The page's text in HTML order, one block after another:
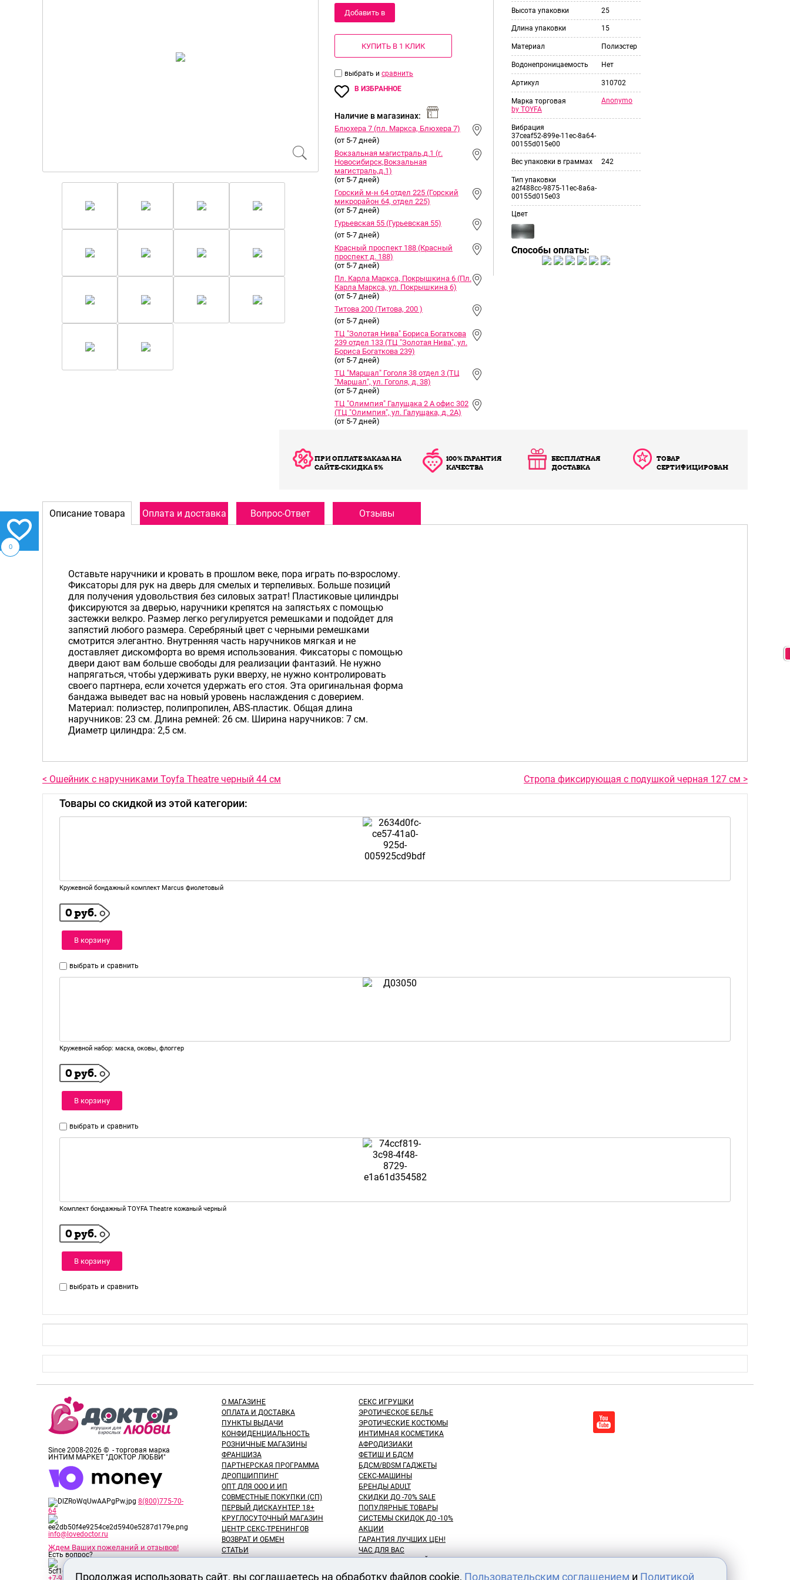
Добавить в
корзину
КУПИТЬ В 1 КЛИК
выбрать и сравнить
В ИЗБРАННОЕ
Наличие в магазинах:
Блюхера 7 (пл. Маркса, Блюхера 7)
(от 5-7 дней)
Вокзальная магистраль,д.1 (г.
Новосибирск,Вокзальная
магистраль,д.1)
(от 5-7 дней)
Горский м-н 64 отдел 225 (Горский
микрорайон 64, отдел 225)
(от 5-7 дней)
Гурьевская 55 (Гурьевская 55)
(от 5-7 дней)
Красный проспект 188 (Красный
проспект д. 188)
(от 5-7 дней)
Пл. Карла Маркса, Покрышкина 6 (Пл.
Карла Маркса, ул. Покрышкина 6)
(от 5-7 дней)
Титова 200 (Титова, 200 )
(от 5-7 дней)
ТЦ "Золотая Нива" Бориса Богаткова
239 отдел 133 (ТЦ "Золотая Нива", ул.
Бориса Богаткова 239)
(от 5-7 дней)
ТЦ "Маршал" Гоголя 38 отдел 3 (ТЦ
"Маршал", ул. Гоголя, д. 38)
(от 5-7 дней)
ТЦ "Олимпия" Галущака 2 А офис 302
(ТЦ "Олимпия", ул. Галущака, д. 2А)
(от 5-7 дней)
Высота упаковки 25
Длина упаковки 15
Материал Полиэстер
Водонепроницаемость Нет
Артикул 310702
Марка торговая
Anonymo
by TOYFA
Вибрация
37ceaf52-899e-11ec-8a64-
00155d015e00
Вес упаковки в граммах 242
Тип упаковки
a2f488cc-9875-11ec-8a6a-
00155d015e03
Цвет
Способы оплаты:
ПРИ ОПЛАТЕ ЗАКАЗА НА
САЙТЕ-СКИДКА 5%
100% ГАРАНТИЯ
КАЧЕСТВА
БЕСПЛАТНАЯ
ДОСТАВКА
ТОВАР
СЕРТИФИЦИРОВАН
Описание товара Оплата и доставка Вопрос-Ответ Отзывы
Оставьте наручники и кровать в прошлом веке, пора играть по-взрослому.
Фиксаторы для рук на дверь для смелых и терпеливых. Больше позиций
для получения удовольствия без силовых затрат! Пластиковые цилиндры
фиксируются за дверью, наручники крепятся на запястьях с помощью
застежки велкро. Размер легко регулируется ремешками и подойдет для
запястий любого размера. Серебряный цвет с черными ремешками
смотрится элегантно. Внутренняя часть наручников мягкая и не
доставляет дискомфорта во время использования. Фиксаторы с помощью
двери дают вам больше свободы для реализации фантазий. Не нужно
напрягаться, чтобы удерживать руки вверху, не нужно контролировать
своего партнера, если хочется удержать его стоя. Эта оригинальная форма
бандажа выведет вас на новый уровень наслаждения с доверием.
Материал: полиэстер, полипропилен, ABS-пластик. Общая длина
наручников: 23 см. Длина ремней: 26 см. Ширина наручников: 7 см.
Диаметр цилиндра: 2,5 см.
Стропа фиксирующая с подушкой черная 127 см >
< Ошейник с наручниками Toyfa Theatre черный 44 см
Товары со скидкой из этой категории:
Кружевной бондажный комплект Marcus фиолетовый
0 руб.
В корзину
выбрать и сравнить
Кружевной набор: маска, оковы, флоггер
0 руб.
В корзину
выбрать и сравнить
Комплект бондажный TOYFA Theatre кожаный черный
0 руб.
В корзину
выбрать и сравнить
Since 2008-2026 © - торговая марка
ИНТИМ МАРКЕТ "ДОКТОР ЛЮБВИ"
8(800)775-70-
64
info@lovedoctor.ru
Ждем Ваших пожеланий и отзывов!
Есть вопрос?
О МАГАЗИНЕ
ОПЛАТА И ДОСТАВКА
ПУНКТЫ ВЫДАЧИ
КОНФИДЕНЦИАЛЬНОСТЬ
РОЗНИЧНЫЕ МАГАЗИНЫ
ФРАНШИЗА
ПАРТНЕРСКАЯ ПРОГРАММА
ДРОПШИППИНГ
ОПТ ДЛЯ ООО И ИП
СОВМЕСТНЫЕ ПОКУПКИ (СП)
ПЕРВЫЙ ДИСКАУНТЕР 18+
КРУГЛОСУТОЧНЫЙ МАГАЗИН
ЦЕНТР СЕКС-ТРЕНИНГОВ
ВОЗВРАТ И ОБМЕН
СТАТЬИ
СЕКС ИГРУШКИ
ЭРОТИЧЕСКОЕ БЕЛЬЕ
ЭРОТИЧЕСКИЕ КОСТЮМЫ
ИНТИМНАЯ КОСМЕТИКА
АФРОДИЗИАКИ
ФЕТИШ И БДСМ
БДСМ/BDSM ГАДЖЕТЫ
СЕКС-МАШИНЫ
БРЕНДЫ ADULT
СКИДКИ ДО -70% SALE
ПОПУЛЯРНЫЕ ТОВАРЫ
СИСТЕМЫ СКИДОК ДО -10%
АКЦИИ
ГАРАНТИЯ ЛУЧШИХ ЦЕН!
ЧАС ДЛЯ ВАС
100 БОНУСНЫХ РУБЛЕЙ!
0
Продолжая использовать сайт, вы соглашаетесь на обработку файлов cookie, Пользовательским соглашением и Политикой